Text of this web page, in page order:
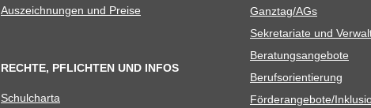
Aus­zeich­nun­gen und Preise
RECHTE, PFLICHTEN UND INFOS
Schul­charta
Ganztag/​​AGs
Sekre­ta­riate und
Bera­tungs­an­ge­bote
Berufs­ori­en­tie­rung
Förderangebote/​​